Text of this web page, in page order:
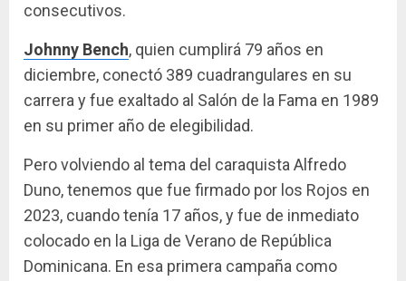
consecutivos.
Johnny Bench, quien cumplirá 79 años en
diciembre, conectó 389 cuadrangulares en su
carrera y fue exaltado al Salón de la Fama en 1989
en su primer año de elegibilidad.
Pero volviendo al tema del caraquista Alfredo
Duno, tenemos que fue firmado por los Rojos en
2023, cuando tenía 17 años, y fue de inmediato
colocado en la Liga de Verano de República
Dominicana. En esa primera campaña como